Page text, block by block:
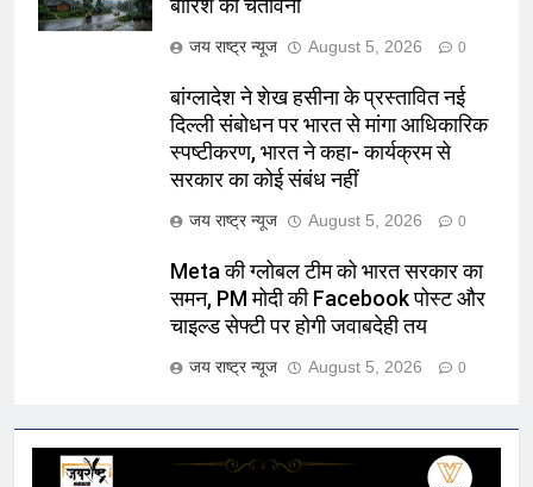
बारिश की चेतावनी
जय राष्ट्र न्यूज August 5, 2026 0
बांग्लादेश ने शेख हसीना के प्रस्तावित नई
दिल्ली संबोधन पर भारत से मांगा आधिकारिक
स्पष्टीकरण, भारत ने कहा- कार्यक्रम से
सरकार का कोई संबंध नहीं
जय राष्ट्र न्यूज August 5, 2026 0
Meta की ग्लोबल टीम को भारत सरकार का
समन, PM मोदी की Facebook पोस्ट और
चाइल्ड सेफ्टी पर होगी जवाबदेही तय
जय राष्ट्र न्यूज August 5, 2026 0